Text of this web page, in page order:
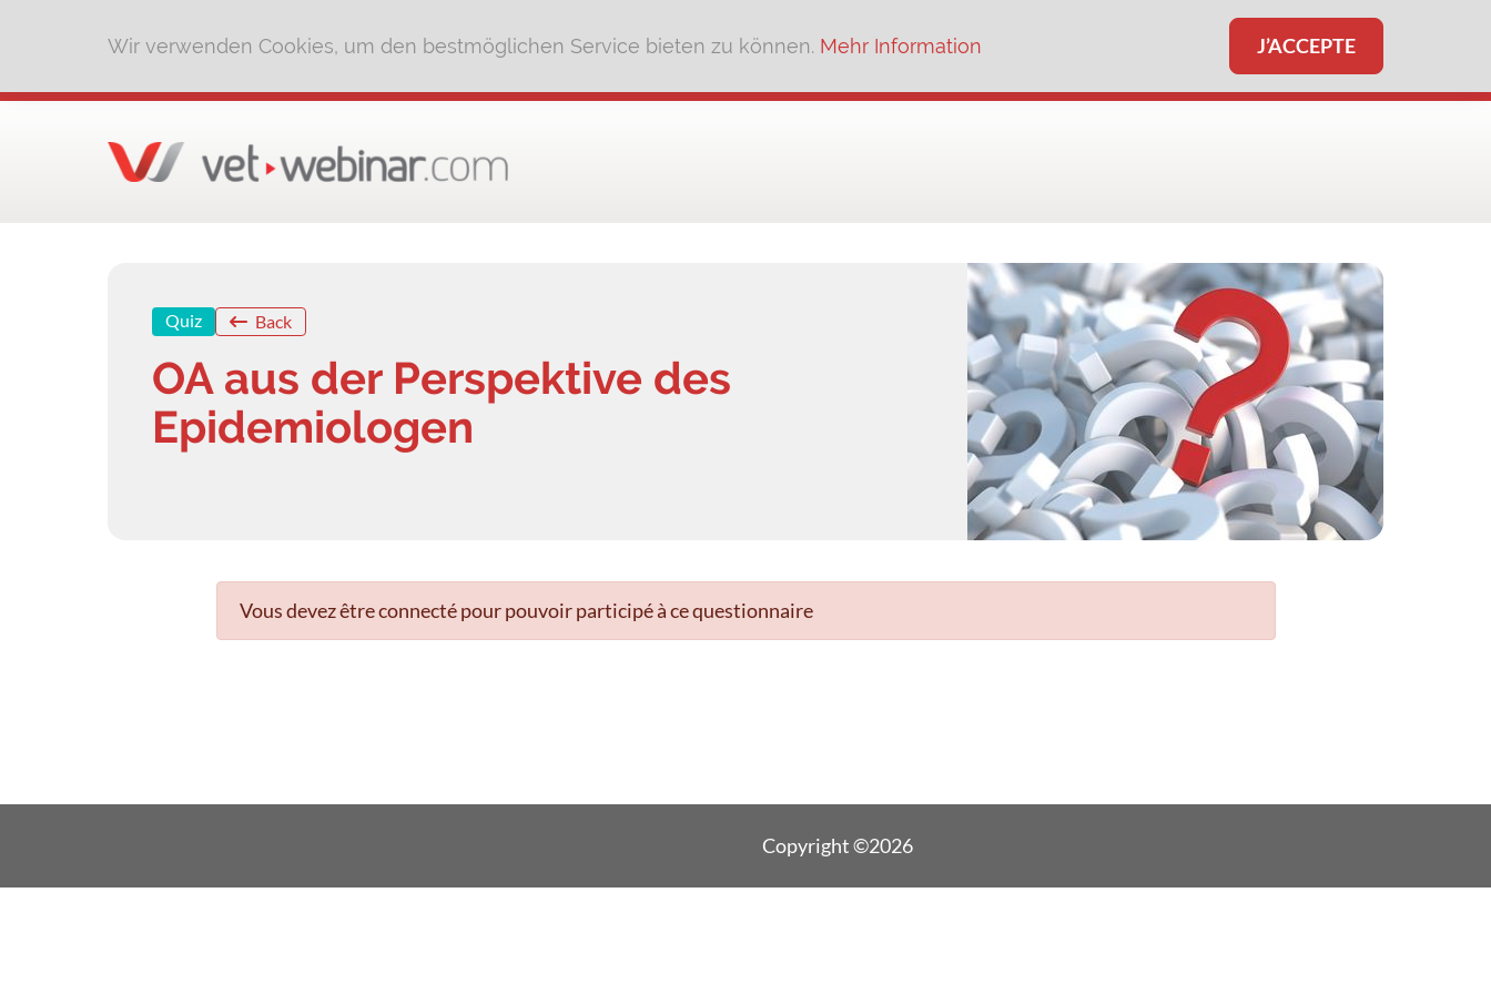
Wir verwenden Cookies, um den bestmöglichen Service bieten zu können. Mehr Information J’ACCEPTE
Quiz Back
OA aus der Perspektive des
Epidemiologen
Vous devez être connecté pour pouvoir participé à ce questionnaire
Copyright ©2026